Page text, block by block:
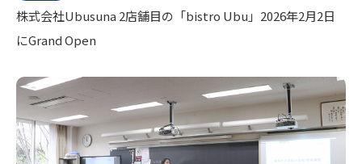
株式会社Ubusuna 2店舗目の「bistro Ubu」2026年2月2日
にGrand Open